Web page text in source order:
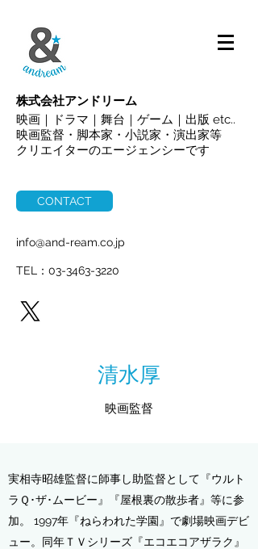
株式会社アンドリーム
映画｜ドラマ｜舞台｜ゲーム｜出版 etc..
映画監督・脚本家・小説家・演出家等
クリエイターのエージェンシーです
CONTACT
info@and-ream.co.jp
TEL：03-3463-3220
清水厚
映画監督
実相寺昭雄監督に師事し助監督として『ウルト
ラＱ･ザ･ムービー』『屋根裏の散歩者』等に参
加。 1997年『ねらわれた学園』で劇場映画デビ
ュー。同年ＴＶシリーズ『エコエコアザラク』